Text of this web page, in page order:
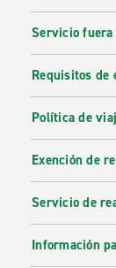
Servicio
Requisitos de
Política de
Exención de
Servicio de
Información